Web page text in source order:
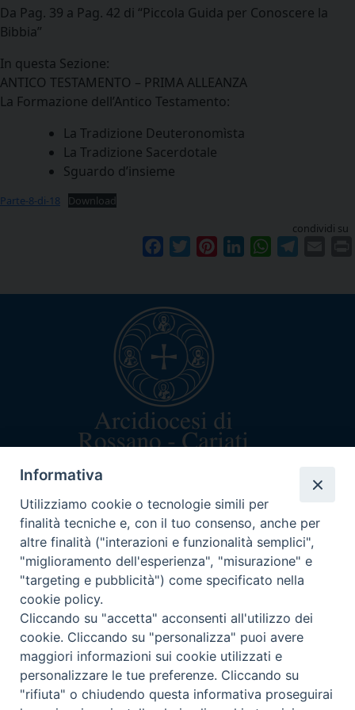
Da Pag. 39 a Pag. 42 di “Piccola Guida per Conoscere la
Bibbia”
In questa Sezione:
ANTICO TESTAMENTO – PRIMA ALLEANZA
La Formazione dell’Antico Testamento:
La Tradizione Deuteronomìsta
La Tradizione Sacerdotale
Sguardo d’insieme
Parte-8-di-18
Download
condividi su
FacebookTwitterPinterestLinkedInWhatsApp
arcivescovo@rossanocariati.it
+39 0983 520282
Via Arcivescovado 5
87067 Rossano (CS)
C.F. 87003160782
ORARI DI CURIA
Lun-mar-mer dalle 9:30-12:30
Informativa
Utilizziamo cookie o tecnologie simili per
finalità tecniche e, con il tuo consenso, anche per
altre finalità ("interazioni e funzionalità semplici",
"miglioramento dell'esperienza", "misurazione" e
"targeting e pubblicità") come specificato nella
cookie policy.
Cliccando su "accetta" acconsenti all'utilizzo dei
cookie. Cliccando su "personalizza" puoi avere
maggiori informazioni sui cookie utilizzati e
personalizzare le tue preferenze. Cliccando su
"rifiuta" o chiudendo questa informativa proseguirai